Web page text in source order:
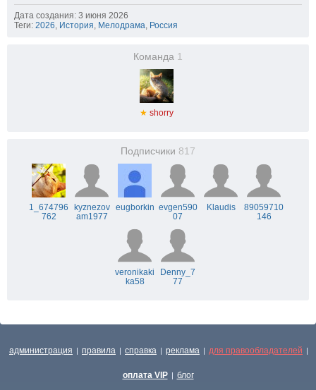
Дата создания: 3 июня 2026
Теги: 2026, История, Мелодрама, Россия
Команда 1
★ shorry
Подписчики 817
1_674796
762
kyznezov
am1977
eugborkin evgen590
07
Klaudis
89059710
146
veronikaki
ka58
Denny_7
77
администрация | правила | справка | реклама | для правообладателей |
оплата VIP | блог